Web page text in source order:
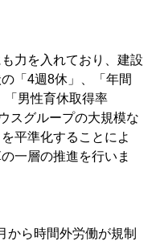
力を入れており、建設
「4週8休」、「年間
「男性育休取得率
スグループの大規模な
平準化することによ
一層の推進を行いま
ら時間外労働が規制